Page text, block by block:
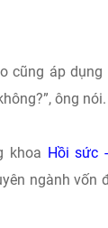
cũng áp
ông nói.
khoa Hồi sức
ngành vốn